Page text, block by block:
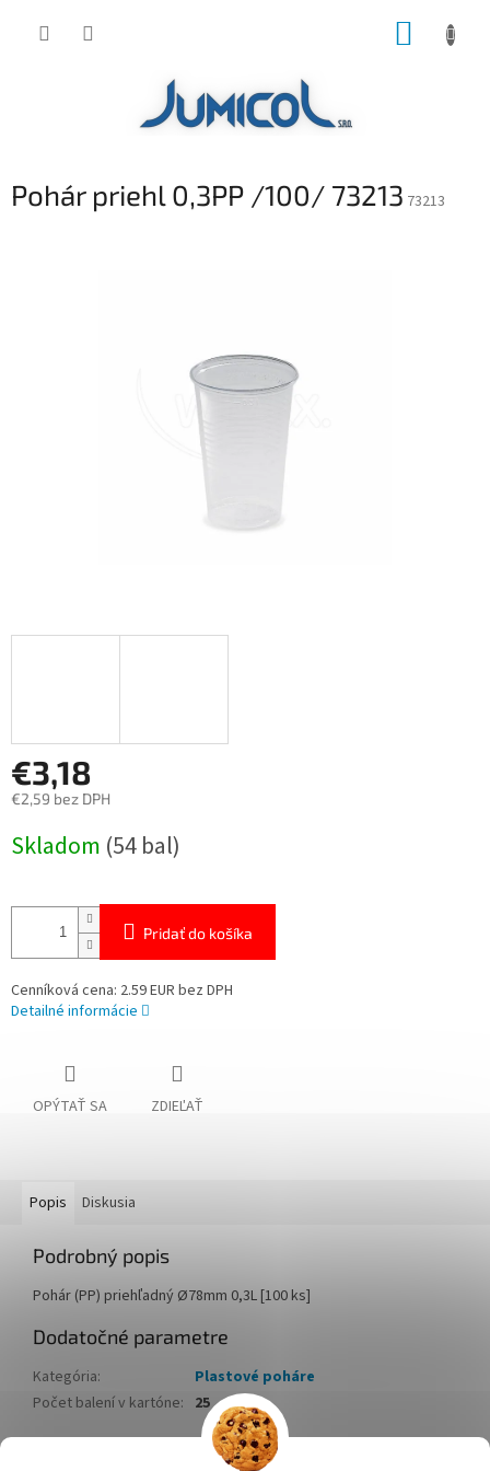
Pohár priehl 0,3PP /100/ 73213 73213
€3,18
€2,59 bez DPH
cena:
Skladom (54 bal)
Pridať do košíka
Cenníková cena: 2.59 EUR bez DPH
Detailné informácie
OPÝTAŤ SA ZDIEĽAŤ
Popis Diskusia
Podrobný popis
Pohár (PP) priehľadný Ø78mm 0,3L [100 ks]
Dodatočné parametre
Kategória:
Plastové poháre
Počet balení v kartóne: 25